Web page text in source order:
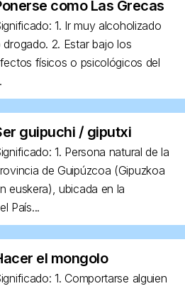
como Las Grecas
1. Ir muy alcoholizado
drogado. 2. Estar bajo los
físicos o psicológicos del
guipuchi / giputxi
1. Persona natural de la
de Guipúzcoa (Gipuzkoa
euskera), ubicada en la
País...
el mongolo
1. Comportarse alguien